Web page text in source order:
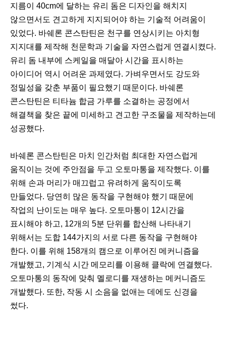
지름이 40cm에 달하는 유리 돔은 디자인을 해치지
않으면서도 견고하게 지지되어야 하는 기술적 어려움이
있었다. 바쉐론 콘스탄틴은 천구를 연상시키는 아치형
지지대를 제작해 천문학과 기술을 자연스럽게 연결시켰다.
유리 돔 내부에 스케일을 매달아 시간을 표시하는
아이디어 역시 어려운 과제였다. 가벼우면서도 강도와
정밀성을 갖춘 부품이 필요했기 때문이다. 바쉐론
콘스탄틴은 티타늄 합금 가루를 소결하는 공정에서
해결책을 찾은 끝에 미세하고 견고한 구조물을 제작하는데
성공했다.
바쉐론 콘스탄틴은 마치 인간처럼 최대한 자연스럽게
움직이는 것에 주안점을 두고 오토마통을 제작했다. 이를
위해 손과 머리가 매끄럽고 유려하게 움직이도록
만들었다. 당연히 많은 동작을 구현해야 했기 때문에
작업의 난이도는 매우 높다. 오토마통이 12시간을
표시해야 하고, 12개의 5분 단위를 합산해 나타내기
위해서는 도합 144가지의 서로 다른 동작을 구현해야
한다. 이를 위해 158개의 캠으로 이루어진 메커니즘을
개발했고, 기계식 시간 메모리를 이용해 클락에 연결했다.
오토마통의 동작에 맞춰 멜로디를 재생하는 메커니즘도
개발했다. 또한, 작동 시 소음을 없애는 데에도 신경을
썼다.